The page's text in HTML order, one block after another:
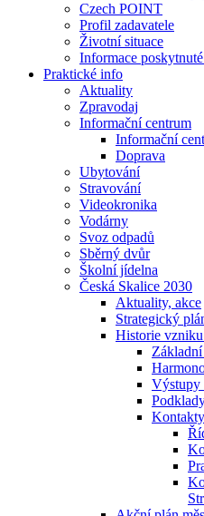
Czech POINT
Profil zadavatele
Životní situace
Informace
Praktické info
Aktuality
Zpravodaj
Informační centrum
Informační
Doprava
Ubytování
Stravování
Videokronika
Vodárny
Svoz odpadů
Sběrný dvůr
Školní jídelna
Česká Skalice 2030
Aktuality, akce
Strategický
Historie
Výstupy
Kontakty